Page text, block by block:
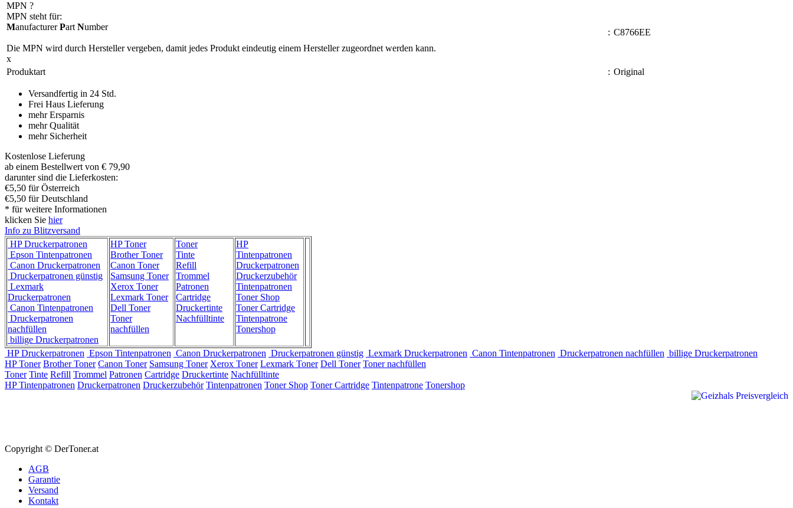
MPN ?
MPN steht für:
ManufacturerPart Number
Die MPN wird durch Hersteller vergeben, damit jedes Produkt eindeutig einem Hersteller zugeordnet werden kann.
x
: C8766EE
Produktart : Original
Versandfertig in 24 Std.
Frei Haus Lieferung
mehr Ersparnis
mehr Qualität
mehr Sicherheit
Kostenlose Lieferung
ab einem Bestellwert von € 79,90
darunter sind die Lieferkosten:
€5,50 für Österreich
€5,50 für Deutschland
* für weitere Informationen
klicken Sie hier
Info zu Blitzversand
HP Druckerpatronen
Epson Tintenpatronen
Canon Druckerpatronen
Druckerpatronen günstig
Lexmark
Druckerpatronen
Canon Tintenpatronen
Druckerpatronen
nachfüllen
billige Druckerpatronen
HP Toner
Brother Toner
Canon Toner
Samsung Toner
Xerox Toner
Lexmark Toner
Dell Toner
Toner
nachfüllen
Toner
Tinte
Refill
Trommel
Patronen
Cartridge
Druckertinte
Nachfülltinte
HP
Tintenpatronen
Druckerpatronen
Druckerzubehör
Tintenpatronen
Toner Shop
Toner Cartridge
Tintenpatrone
Tonershop
HP Druckerpatronen Epson Tintenpatronen Canon Druckerpatronen Druckerpatronen günstig Lexmark Druckerpatronen Canon Tintenpatronen Druckerpatronen nachfüllen billige Druckerpatronen
HP Toner Brother Toner Canon Toner Samsung Toner Xerox Toner Lexmark Toner Dell Toner Toner nachfüllen
Toner Tinte Refill Trommel Patronen Cartridge Druckertinte Nachfülltinte
HP Tintenpatronen Druckerpatronen Druckerzubehör Tintenpatronen Toner Shop Toner Cartridge Tintenpatrone Tonershop
Copyright © DerToner.at
AGB
Garantie
Versand
Kontakt